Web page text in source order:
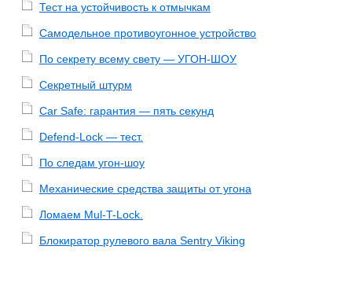
Тест на устойчивость к отмычкам
Самодельное противоугонное устройство
По секрету всему свету — УГОН-ШОУ
Секретный штурм
Car Safe: гарантия — пять секунд
Defend-Lock — тест.
По следам угон-шоу
Механические средства защиты от угона
Ломаем Mul-T-Lock.
Блокиратор рулевого вала Sentry Viking